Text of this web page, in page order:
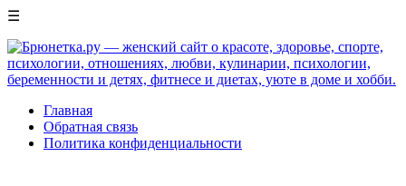
☰
Главная
Обратная связь
Политика конфиденциальности